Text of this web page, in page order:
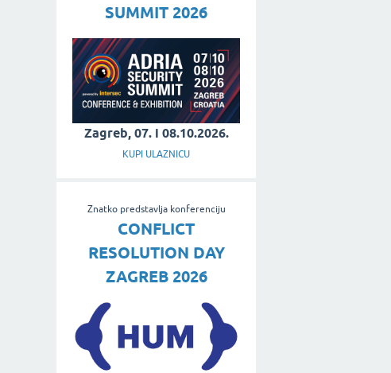
SUMMIT 2026
Zagreb, 07. i 08.10.2026.
KUPI ULAZNICU
Znatko predstavlja konferenciju
CONFLICT
RESOLUTION DAY
ZAGREB 2026